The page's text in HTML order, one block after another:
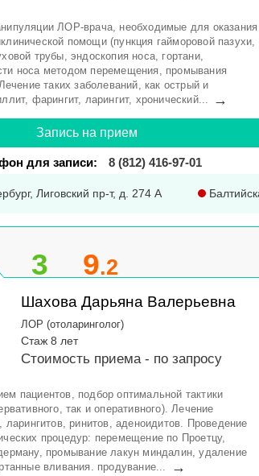
ЛОР-врача, необходимые для оказания
помощи (пункция гайморовой пазухи,
трубы, эндоскопия носа, гортани,
носа методом перемещения, промывания
таких заболеваний, как острый и
фарингит, ларингит, хронический...
→
Запись на прием
для записи: 8 (812) 416-97-01
Лиговский пр-т, д. 274 А
3 9.2
Шахова Дарьяна Валерьевна
ЛОР (отоларинголог)
Стаж 8 лет
Стоимость приема - по запросу
пациентов, подбор оптимальной тактики
так и оперативного). Лечение
ларингитов, ринитов, аденоидитов. Проведение
процедур: перемещение по Проетцу,
промывание лакун миндалин, удаление
вливания. продувание...
→